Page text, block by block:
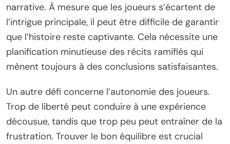
narrative. À mesure que les joueurs s’écartent de
l’intrigue principale, il peut être difficile de garantir
que l’histoire reste captivante. Cela nécessite une
planification minutieuse des récits ramifiés qui
mènent toujours à des conclusions satisfaisantes.
Un autre défi concerne l’autonomie des joueurs.
Trop de liberté peut conduire à une expérience
décousue, tandis que trop peu peut entraîner de la
frustration. Trouver le bon équilibre est crucial